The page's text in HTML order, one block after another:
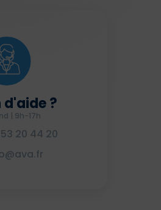
d'aide ?
| 9h-17h
53 20 44 20